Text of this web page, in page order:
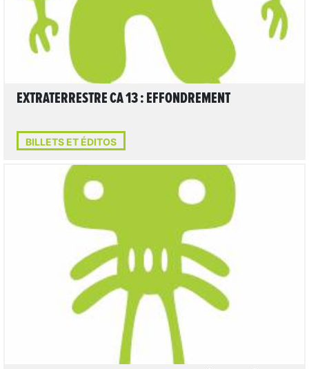
EXTRATERRESTRE CA 13 : EFFONDREMENT
BILLETS ET ÉDITOS
LIRE L'ARTICLE